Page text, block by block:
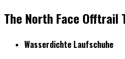
The North Face Offtrail
Wasserdichte Laufschuhe